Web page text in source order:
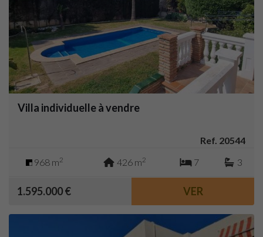
Villa individuelle à vendre
Ref. 20544
968 m2 426 m2 7 3
1.595.000 € VER